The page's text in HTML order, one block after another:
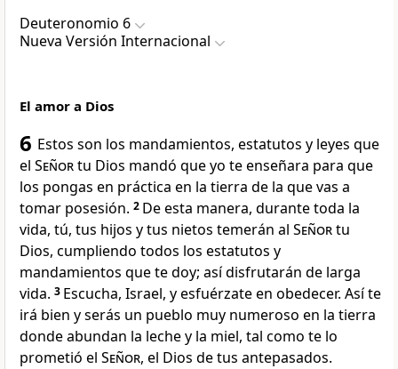
Deuteronomio 6
Nueva Versión Internacional
El amor a Dios
6 Estos son los mandamientos, estatutos y leyes que
el Señortu Dios mandó que yo te enseñara para que
los pongas en práctica en la tierra de la que vas a
tomar posesión. 2 De esta manera, durante toda la
vida, tú, tus hijos y tus nietos temerán al Señortu
Dios, cumpliendo todos los estatutos y
mandamientos que te doy; así disfrutarán de larga
vida. 3 Escucha, Israel, y esfuérzate en obedecer. Así te
irá bien y serás un pueblo muy numeroso en la tierra
donde abundan la leche y la miel, tal como te lo
prometió el Señor, el Dios de tus antepasados.